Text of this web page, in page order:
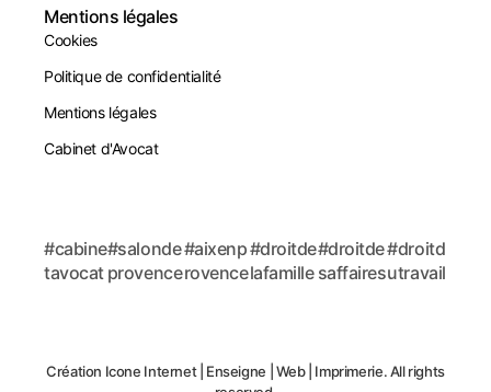
Mentions légales
Cookies
Politique de confidentialité
Mentions légales
Cabinet d'Avocat
#cabine
tavocat
#salonde
provence
#aixenp
rovence
#droitde
lafamille
#droitde
saffaires
#droitd
utravail
Création Icone Internet| Enseigne Web| Imprimerie. All rights